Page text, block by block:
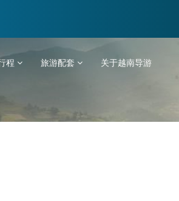
程 旅游配套 关于越南导游